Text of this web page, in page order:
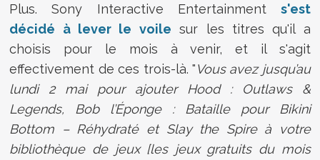
Plus. Sony Interactive Entertainment s'est
décidé à lever le voile sur les titres qu'il a
choisis pour le mois à venir, et il s'agit
effectivement de ces trois-là. "Vous avez jusqu’au
lundi 2 mai pour ajouter Hood : Outlaws &
Legends, Bob l’Éponge : Bataille pour Bikini
Bottom – Réhydraté et Slay the Spire à votre
bibliothèque de jeux [les jeux gratuits du mois